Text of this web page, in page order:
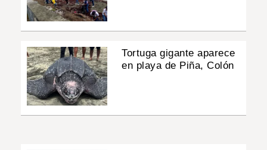
Tortuga gigante aparece
en playa de Piña, Colón